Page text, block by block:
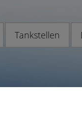
Tankstellen